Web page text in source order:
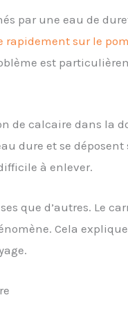
par une eau de
rapidement sur le
est
calcaire dans la
dure et se
à enlever.
que d’autres. Le
Cela